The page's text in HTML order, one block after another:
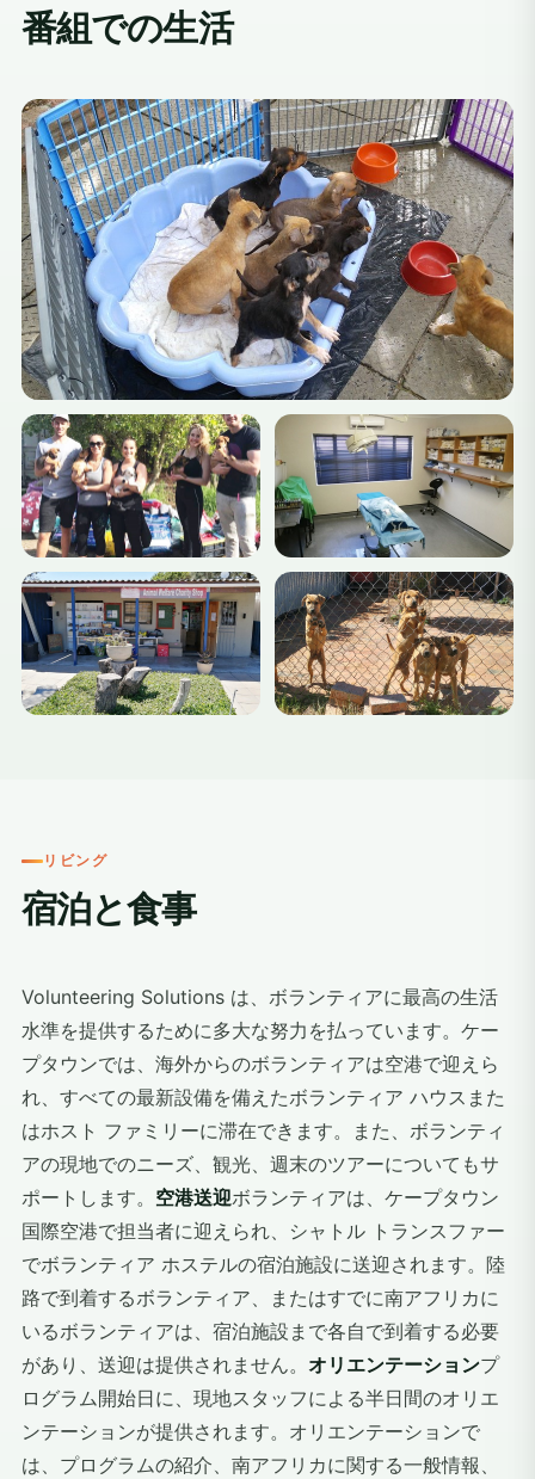
番組での生活
リビング
宿泊と食事
Volunteering Solutions は、ボランティアに最高の生活
水準を提供するために多大な努力を払っています。ケー
プタウンでは、海外からのボランティアは空港で迎えら
れ、すべての最新設備を備えたボランティア ハウスまた
はホスト ファミリーに滞在できます。また、ボランティ
アの現地でのニーズ、観光、週末のツアーについてもサ
ポートします。 空港送迎ボランティアは、ケープタウン
国際空港で担当者に迎えられ、シャトル トランスファー
でボランティア ホステルの宿泊施設に送迎されます。陸
路で到着するボランティア、またはすでに南アフリカに
いるボランティアは、宿泊施設まで各自で到着する必要
があり、送迎は提供されません。 オリエンテーションプ
ログラム開始日に、現地スタッフによる半日間のオリエ
ンテーションが提供されます。オリエンテーションで
は、プログラムの紹介、南アフリカに関する一般情報、